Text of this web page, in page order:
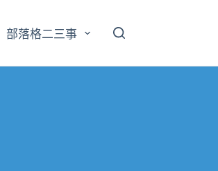
部落格二三事